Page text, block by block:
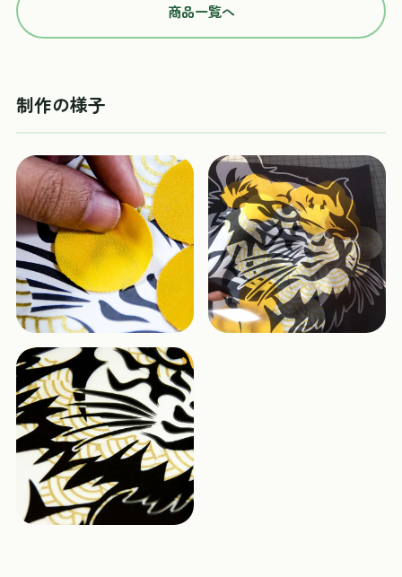
商品一覧へ
制作の様子